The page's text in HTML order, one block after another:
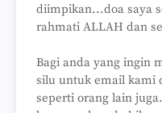
diimpikan...doa saya
rahmati ALLAH dan
Bagi anda yang ingin
silu untuk email kami
seperti orang lain